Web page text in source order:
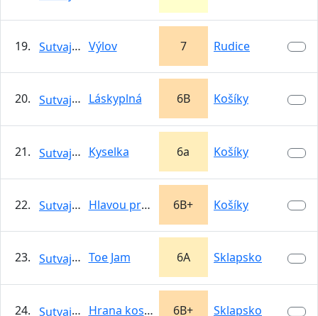
19. Sutvajka Výlov 7 Rudice
20. Sutvajka Láskyplná 6B Košíky
21. Sutvajka Kyselka 6a Košíky
22. Sutvajka Hlavou proti zdi 6B+ Košíky
23. Sutvajka Toe Jam 6A Sklapsko
24. Sutvajka Hrana kostky 6B+ Sklapsko